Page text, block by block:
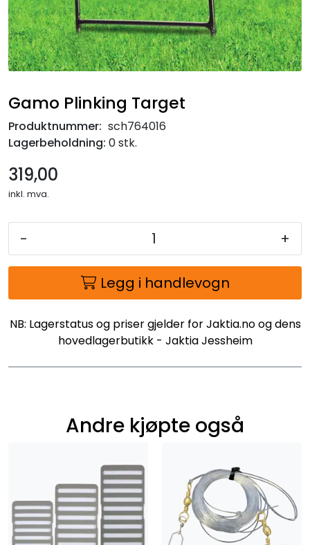
Gamo Plinking Target
Produktnummer: sch764016
Lagerbeholdning: 0 stk.
319,00
inkl. mva.
- +
Legg i handlevogn
NB: Lagerstatus og priser gjelder for Jaktia.no og dens
hovedlagerbutikk - Jaktia Jessheim
Andre kjøpte også